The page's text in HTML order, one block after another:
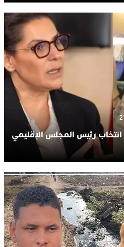
رئيس المجلس الإقليمي